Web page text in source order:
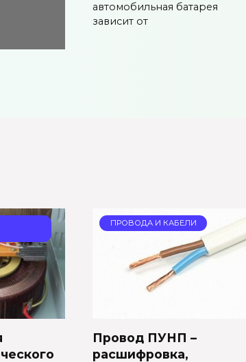
автомобильная батарея
зависит от
ПРОВОДА И КАБЕЛИ
Провод ПУНП –
расшифровка,